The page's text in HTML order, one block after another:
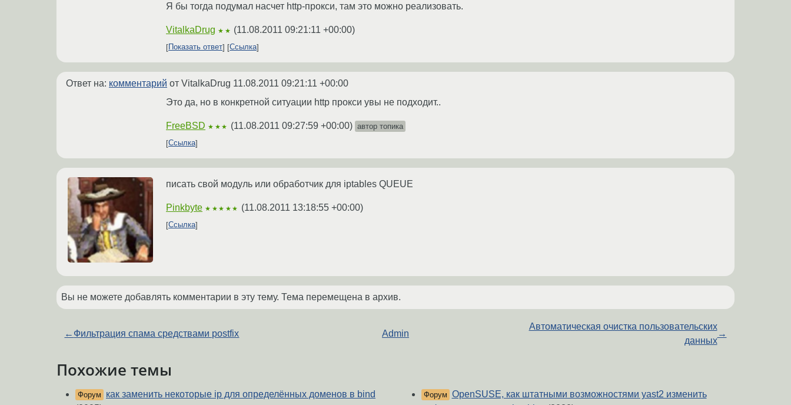
Я бы тогда подумал насчет http-прокси, там это можно реализовать.
VitalkaDrug ★★ (11.08.2011 09:21:11 +00:00)
Показать ответ Ссылка
Ответ на: комментарий от VitalkaDrug 11.08.2011 09:21:11 +00:00
Это да, но в конкретной ситуации http прокси увы не подходит..
FreeBSD ★★★ (11.08.2011 09:27:59 +00:00) автор топика
Ссылка
писать свой модуль или обработчик для iptables QUEUE
Pinkbyte ★★★★★ (11.08.2011 13:18:55 +00:00)
Ссылка
Вы не можете добавлять комментарии в эту тему. Тема перемещена в архив.
← Фильтрация спама средствами postfix Admin
Автоматическая очистка пользовательских
данных
→
Похожие темы
Форум
как заменить некоторые ip для определённых доменов в bind
Форум OpenSUSE, как штатными возможностями yast2 изменить